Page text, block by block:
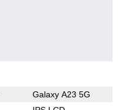
Galaxy A23 5G